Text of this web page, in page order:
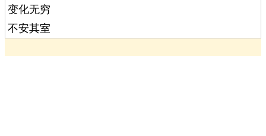
变化无穷
不安其室